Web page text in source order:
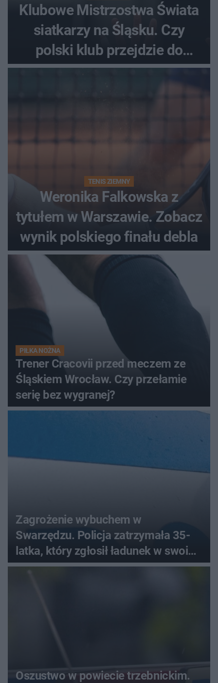
Klubowe Mistrzostwa Świata
siatkarzy na Śląsku. Czy
polski klub przejdzie do
historii
TENIS ZIEMNY
Weronika Falkowska z
tytułem w Warszawie. Zobacz
wynik polskiego finału debla
PIŁKA NOŻNA
Trener Cracovii przed meczem ze
Śląskiem Wrocław. Czy przełamie
serię bez wygranej?
Zagrożenie wybuchem w
Swarzędzu. Policja zatrzymała 35-
latka, który zgłosił ładunek w swoim
aucie
Oszustwo w powiecie trzebnickim.